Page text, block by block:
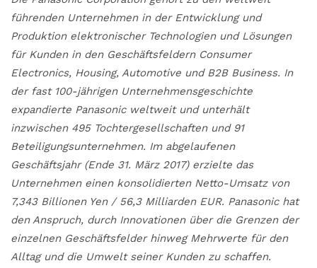
führenden Unternehmen in der Entwicklung und
Produktion elektronischer Technologien und Lösungen
für Kunden in den Geschäftsfeldern Consumer
Electronics, Housing, Automotive und B2B Business. In
der fast 100-jährigen Unternehmensgeschichte
expandierte Panasonic weltweit und unterhält
inzwischen 495 Tochtergesellschaften und 91
Beteiligungsunternehmen. Im abgelaufenen
Geschäftsjahr (Ende 31. März 2017) erzielte das
Unternehmen einen konsolidierten Netto-Umsatz von
7,343 Billionen Yen / 56,3 Milliarden EUR. Panasonic hat
den Anspruch, durch Innovationen über die Grenzen der
einzelnen Geschäftsfelder hinweg Mehrwerte für den
Alltag und die Umwelt seiner Kunden zu schaffen.